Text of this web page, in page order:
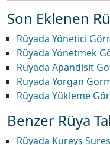
Son Eklenen
Rüyada Yönetici
Rüyada Yönetmek
Rüyada Apandisit
Rüyada Yorgan
Rüyada Yükleme
Benzer Rüya
Rüyada Kureyş